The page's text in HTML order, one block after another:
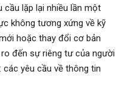
lặp lại nhiều lần một
không tương xứng về kỹ
hoặc thay đổi cơ bản
đến sự riêng tư của người
yêu cầu về thông tin